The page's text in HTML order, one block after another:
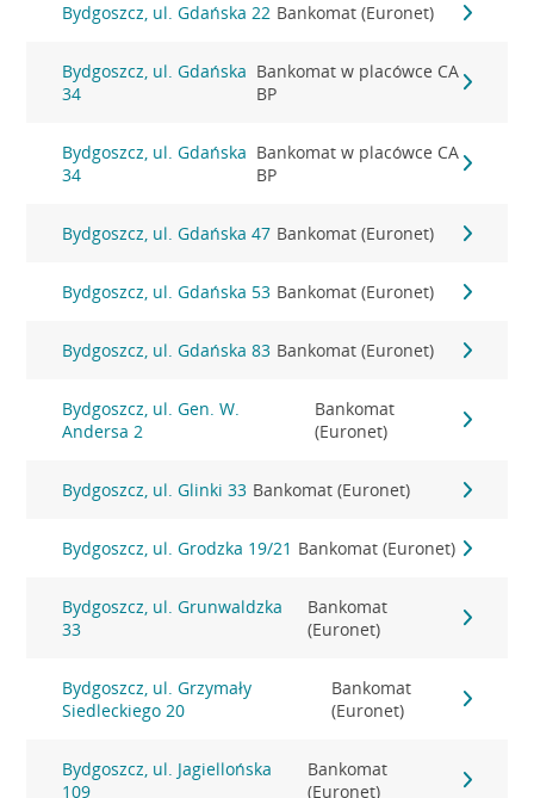
Bydgoszcz, ul. Gdańska 22 Bankomat (Euronet)
Bydgoszcz, ul. Gdańska
34
Bankomat w placówce CA
BP
Bydgoszcz, ul. Gdańska
34
Bankomat w placówce CA
BP
Bydgoszcz, ul. Gdańska 47 Bankomat (Euronet)
Bydgoszcz, ul. Gdańska 53 Bankomat (Euronet)
Bydgoszcz, ul. Gdańska 83 Bankomat (Euronet)
Bydgoszcz, ul. Gen. W.
Andersa 2
Bankomat
(Euronet)
Bydgoszcz, ul. Glinki 33 Bankomat (Euronet)
Bydgoszcz, ul. Grodzka 19/21 Bankomat (Euronet)
Bydgoszcz, ul. Grunwaldzka
33
Bankomat
(Euronet)
Bydgoszcz, ul. Grzymały
Siedleckiego 20
Bankomat
(Euronet)
Bydgoszcz, ul. Jagiellońska
109
Bankomat
(Euronet)